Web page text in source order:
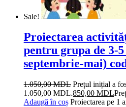
Sale!
Proiectarea
pentru grupa de 3-
septembrie-mai)
1.050,00MDL Prețul inițial a
1.050,00 MDL.850,00 MDL
Adaugă în coș Proiectarea pe 1